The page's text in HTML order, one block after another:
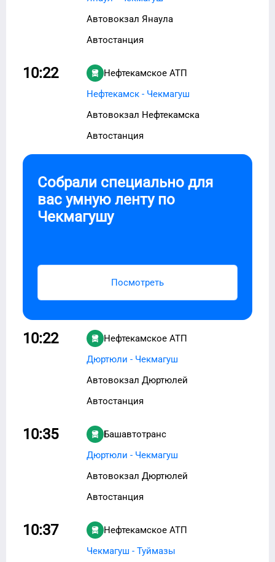
Автовокзал Янаула
Автостанция
10:22
Нефтекамское АТП
Нефтекамск - Чекмагуш
Автовокзал Нефтекамска
Автостанция
Собрали специально для
вас умную ленту по
Чекмагушу
Посмотреть
10:22
Нефтекамское АТП
Дюртюли - Чекмагуш
Автовокзал Дюртюлей
Автостанция
10:35
Башавтотранс
Дюртюли - Чекмагуш
Автовокзал Дюртюлей
Автостанция
10:37
Нефтекамское АТП
Чекмагуш - Туймазы